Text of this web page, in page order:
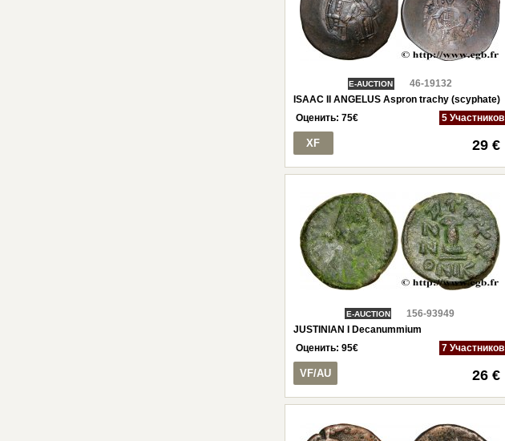
E-AUCTION
46-19132
ISAAC II ANGELUS Aspron trachy (scyphate)
Оценить:75€ 5 Участников
XF 29 €
E-AUCTION
156-93949
JUSTINIAN I Decanummium
Оценить:95€ 7 Участников
VF/AU 26 €